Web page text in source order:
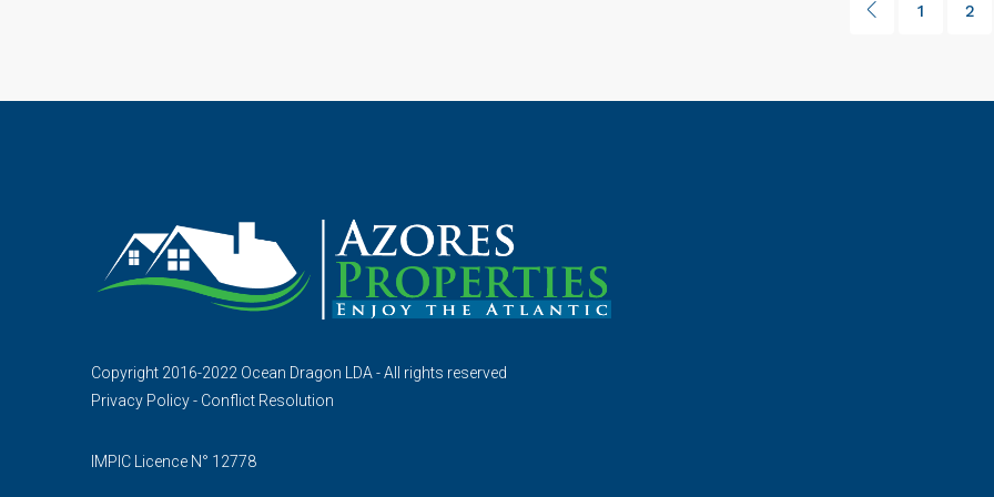
1 2
Copyright 2016-2022 Ocean Dragon LDA - All rights reserved
Privacy Policy- Conflict Resolution
IMPIC Licence N° 12778